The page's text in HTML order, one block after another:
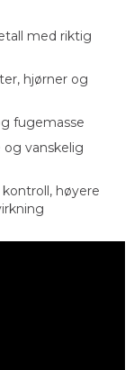
med riktig
hjørner og
fugemasse
og vanskelig
høyere